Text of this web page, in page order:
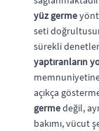
yüz germe
seti
sürekli
yaptıranların
açıkça
germedeğil,
bakımı, vücut